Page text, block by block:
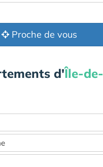
Proche de vous
d'Île-de-